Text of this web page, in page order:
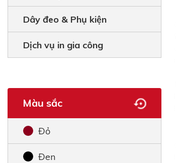
Dây đeo & Phụ kiện
Dịch vụ in gia công
Màu sắc
Đỏ
Đen